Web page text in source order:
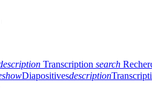
Transcription search
Diapositivesdescription